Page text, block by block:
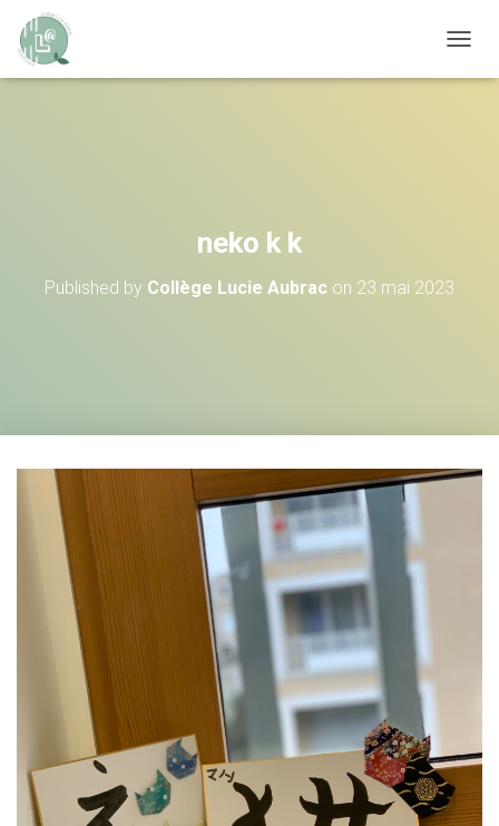
neko k k
Published by Collège Lucie Aubrac on 23 mai 2023